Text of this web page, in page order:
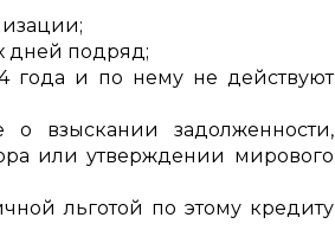
дней подряд;
года и по нему не действуют
о взыскании задолженности,
или утверждении мирового
льготой по этому кредиту